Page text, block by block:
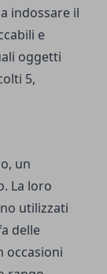
indossare il
e
oggetti
5,
un
La loro
utilizzati
delle
occasioni